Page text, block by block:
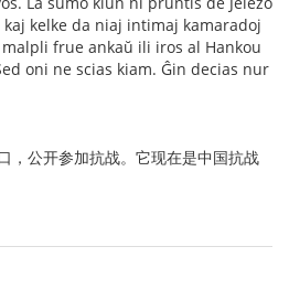
kelke da niaj intimaj kamaradoj
frue ankaŭ ili iros al Hankou
oni ne scias kiam. Ĝin decias nur
，公开参加抗战。它现在是中国抗战